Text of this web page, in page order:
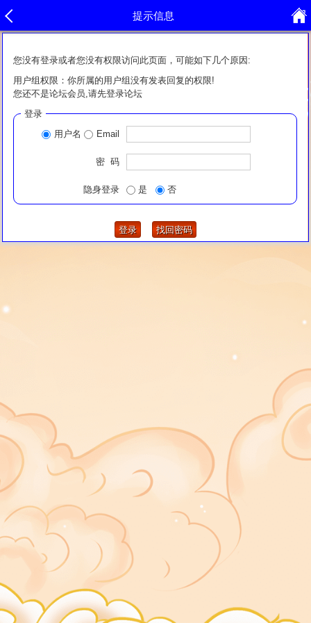
提示信息
您没有登录或者您没有权限访问此页面，可能如下几个原因:
用户组权限：你所属的用户组没有发表回复的权限!
您还不是论坛会员,请先登录论坛
登录
用户名
Email
密 码
隐身登录 是 否